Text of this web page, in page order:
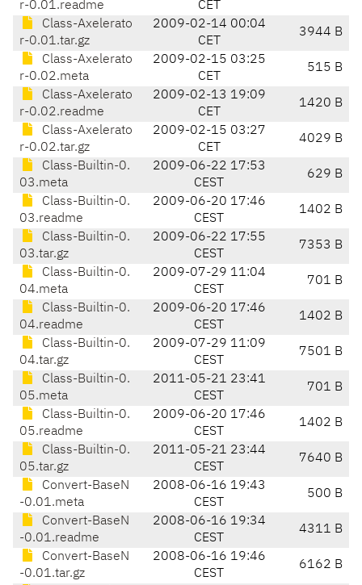
r-0.01.readme CET
Class-Axelerato
r-0.01.tar.gz
2009-02-14 00:04
CET
3944 B
Class-Axelerato
r-0.02.meta
2009-02-15 03:25
CET
515 B
Class-Axelerato
r-0.02.readme
2009-02-13 19:09
CET
1420 B
Class-Axelerato
r-0.02.tar.gz
2009-02-15 03:27
CET
4029 B
Class-Builtin-0.
03.meta
2009-06-22 17:53
CEST
629 B
Class-Builtin-0.
03.readme
2009-06-20 17:46
CEST
1402 B
Class-Builtin-0.
03.tar.gz
2009-06-22 17:55
CEST
7353 B
Class-Builtin-0.
04.meta
2009-07-29 11:04
CEST
701 B
Class-Builtin-0.
04.readme
2009-06-20 17:46
CEST
1402 B
Class-Builtin-0.
04.tar.gz
2009-07-29 11:09
CEST
7501 B
Class-Builtin-0.
05.meta
2011-05-21 23:41
CEST
701 B
Class-Builtin-0.
05.readme
2009-06-20 17:46
CEST
1402 B
Class-Builtin-0.
05.tar.gz
2011-05-21 23:44
CEST
7640 B
Convert-BaseN
-0.01.meta
2008-06-16 19:43
CEST
500 B
Convert-BaseN
-0.01.readme
2008-06-16 19:34
CEST
4311 B
Convert-BaseN
-0.01.tar.gz
2008-06-16 19:46
CEST
6162 B